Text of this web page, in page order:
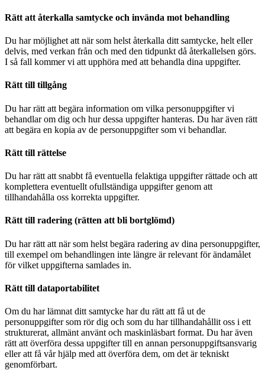
Rätt att återkalla samtycke och invända mot behandling
Du har möjlighet att när som helst återkalla ditt samtycke, helt eller
delvis, med verkan från och med den tidpunkt då återkallelsen görs.
I så fall kommer vi att upphöra med att behandla dina uppgifter.
Rätt till tillgång
Du har rätt att begära information om vilka personuppgifter vi
behandlar om dig och hur dessa uppgifter hanteras. Du har även rätt
att begära en kopia av de personuppgifter som vi behandlar.
Rätt till rättelse
Du har rätt att snabbt få eventuella felaktiga uppgifter rättade och att
komplettera eventuellt ofullständiga uppgifter genom att
tillhandahålla oss korrekta uppgifter.
Rätt till radering (rätten att bli bortglömd)
Du har rätt att när som helst begära radering av dina personuppgifter,
till exempel om behandlingen inte längre är relevant för ändamålet
för vilket uppgifterna samlades in.
Rätt till dataportabilitet
Om du har lämnat ditt samtycke har du rätt att få ut de
personuppgifter som rör dig och som du har tillhandahållit oss i ett
strukturerat, allmänt använt och maskinläsbart format. Du har även
rätt att överföra dessa uppgifter till en annan personuppgiftsansvarig
eller att få vår hjälp med att överföra dem, om det är tekniskt
genomförbart.